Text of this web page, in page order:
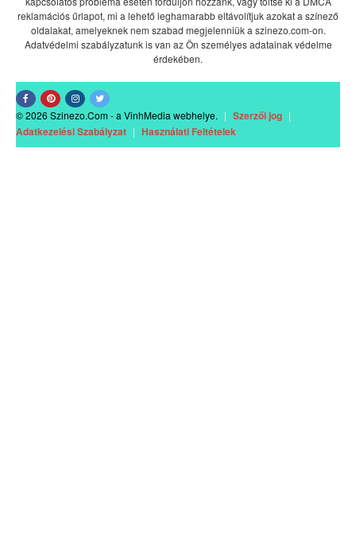
reklamációs űrlapot, mi a lehető leghamarabb eltávolítjuk azokat a színező
oldalakat, amelyeknek nem szabad megjelenniük a szinezo.com-on.
Adatvédelmi szabályzatunk is van az Ön személyes adatainak védelme
érdekében.
© 2026 Szinezo.Com - a VinhMedia webhelye. | Szerzői jog |
Adatkezelési Szabályzat | Használati Feltételek